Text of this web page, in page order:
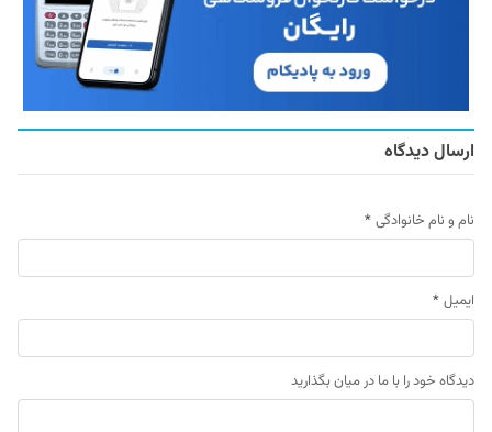
ارسال دیدگاه
نام و نام خانوادگی *
ایمیل *
دیدگاه خود را با ما در میان بگذارید